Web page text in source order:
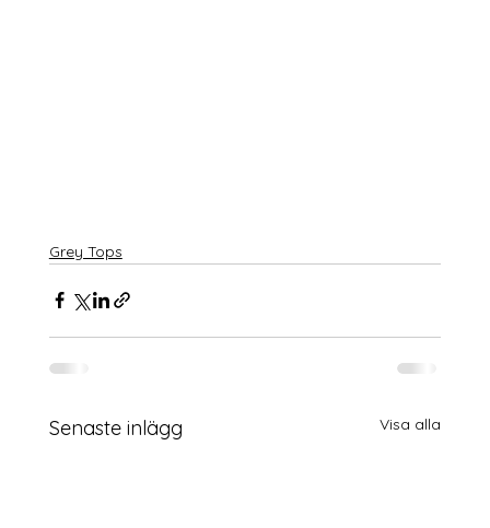
Grey Tops
Senaste inlägg Visa alla